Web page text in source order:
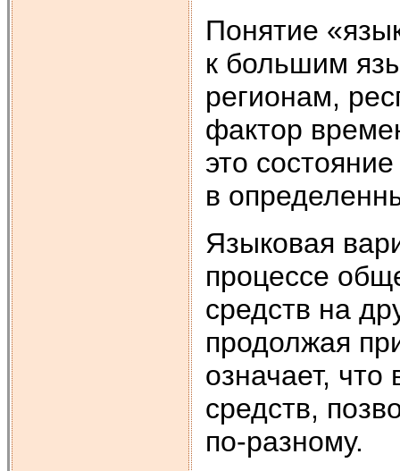
Понятие
к большим
регионам,
фактор
это
в
Языковая
процессе
средств на
продолжая
означает,
средств,
по-разному.